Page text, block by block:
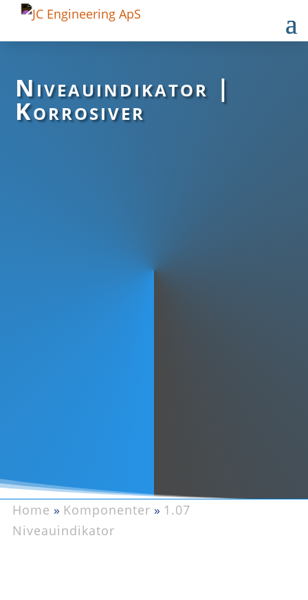
Niveauindikator |
Korrosiver
Home » Komponenter » 1.07
Niveauindikator